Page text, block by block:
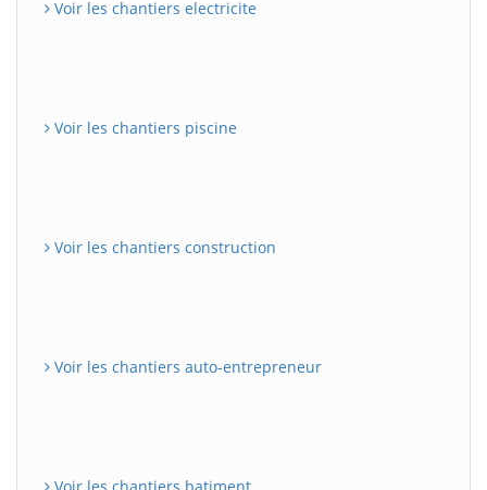
Voir les chantiers electricite
Voir les chantiers piscine
Voir les chantiers construction
Voir les chantiers auto-entrepreneur
Voir les chantiers batiment